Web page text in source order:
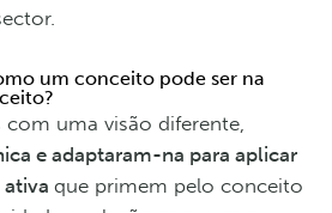
um conceito pode ser na
uma visão diferente,
e adaptaram-na para aplicar
que primem pelo conceito